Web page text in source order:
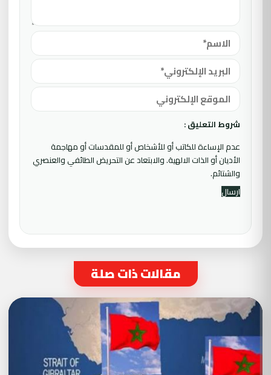
شروط التعليق :
عدم الإساءة للكاتب أو للأشخاص أو للمقدسات أو مهاجمة
الأديان أو الذات الالهية. والابتعاد عن التحريض الطائفي والعنصري
والشتائم.
مقالات ذات صلة